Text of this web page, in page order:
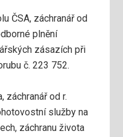
ČSA, záchranář od
plnění
zásazích při
č. 223 752.
záchranář od r.
služby na
záchranu života